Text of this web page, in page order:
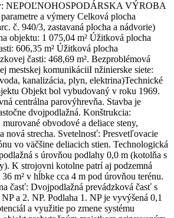
NEPOĽNOHOSPODÁRSKA VÝROBA
a výmery Celková plocha
č. 940/3, zastavaná plocha a nádvorie)
objektu: 1 075,04 m² Úžitková plocha
606,35 m² Úžitková plocha
časti: 468,69 m². Bezproblémová
mestskej komunikáciiI nžinierske siete:
kanalizácia, plyn, elektrina)Technické
Objekt bol vybudovaný v roku 1969.
centrálna parovýhrevňa. Stavba je
dvojpodlažná. Konštrukcia:
obvodové a deliace steny,
nová strecha. Svetelnosť: Presvetľovacie
vo väčšine deliacich stien. Technologická
s úrovňou podlahy 0,0 m (kotolňa s
K strojovni kotolne patrí aj podzemná
m² v hĺbke cca 4 m pod úrovňou terénu.
časť: Dvojpodlažná prevádzková časť s
a 2. NP. Podlaha 1. NP je vyvýšená 0,1
a využitie po zmene systému